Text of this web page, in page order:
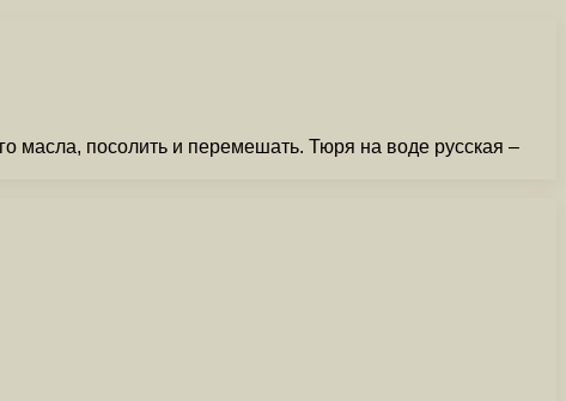
масла, посолить и перемешать. Тюря на воде русская –